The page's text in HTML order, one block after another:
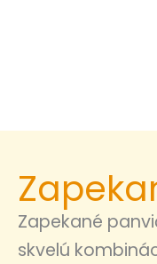
Zapekané
skvelú